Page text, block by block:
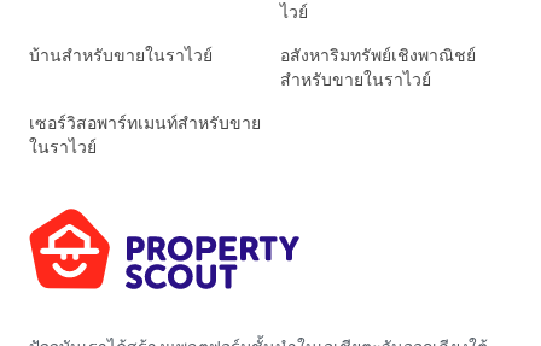
ไวย์
บ้านสำหรับขายในราไวย์
อสังหาริมทรัพย์เชิงพาณิชย์
สำหรับขายในราไวย์
เซอร์วิสอพาร์ทเมนท์สำหรับขาย
ในราไวย์